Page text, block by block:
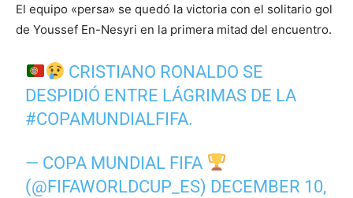
El equipo «persa» se quedó la victoria con el solitario gol
de Youssef En-Nesyri en la primera mitad del encuentro.
CRISTIANO RONALDO SE
DESPIDIÓ ENTRE LÁGRIMAS DE LA
#COPAMUNDIALFIFA.
— COPA MUNDIAL FIFA
(@FIFAWORLDCUP_ES) DECEMBER 10,